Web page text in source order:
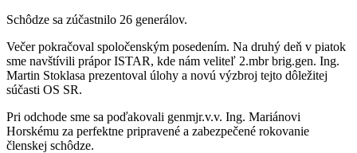
Schôdze sa zúčastnilo 26 generálov.
Večer pokračoval spoločenským posedením. Na druhý deň v piatok
sme navštívili prápor ISTAR, kde nám veliteľ 2.mbr brig.gen. Ing.
Martin Stoklasa prezentoval úlohy a novú výzbroj tejto dôležitej
súčasti OS SR.
Pri odchode sme sa poďakovali genmjr.v.v. Ing. Mariánovi
Horskému za perfektne pripravené a zabezpečené rokovanie
členskej schôdze.